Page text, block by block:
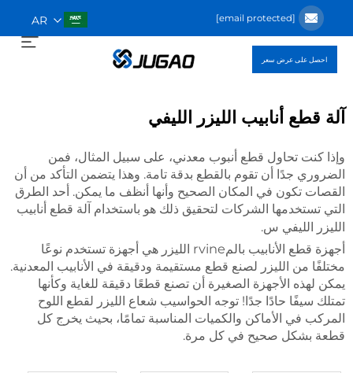
[email protected]
AR
احصل على عرض سعر
آلة قطع أنابيب الليزر الليفي
وإذا كنت تحاول قطع أنبوب معدني، على سبيل المثال، فمن
الضروري جدًا أن تقوم بالقطع بدقة تامة. وهذا يتضمن التأكد من أن
القصات تكون في المكان الصحيح وأنها أنظف ما يمكن. أحد الطرق
التي تستخدمها الشركات لتحقيق ذلك هو باستخدام آلة قطع أنابيب
الليزر الليفي س.
أجهزة قطع الأنابيب بالمrvine الليزر هي أجهزة تستخدم نوعًا
مختلفًا من الليزر لصنع قطع مستقيمة ودقيقة في الأنابيب المعدنية.
يمكن لهذه الأجهزة الصغيرة أن تصنع قطعًا دقيقة للغاية وكأنها
تمتلك سيفًا حادًا جدًا! توجه الحواسيب شعاع الليزر لقطع اللوح
المركب في الأماكن والكميات المناسبة تمامًا، بحيث يخرج كل
قطعة بشكل صحيح في كل مرة.